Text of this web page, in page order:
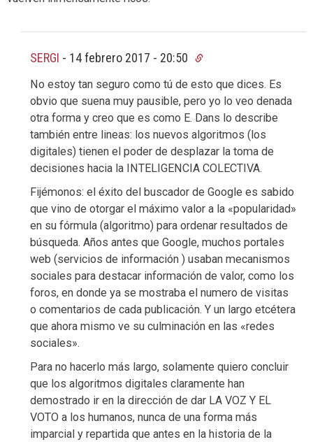
SERGI - 14 febrero 2017 - 20:50
No estoy tan seguro como tú de esto que dices. Es
obvio que suena muy pausible, pero yo lo veo denada
otra forma y creo que es como E. Dans lo describe
también entre lineas: los nuevos algoritmos (los
digitales) tienen el poder de desplazar la toma de
decisiones hacia la INTELIGENCIA COLECTIVA.
Fijémonos: el éxito del buscador de Google es sabido
que vino de otorgar el máximo valor a la «popularidad»
en su fórmula (algoritmo) para ordenar resultados de
búsqueda. Años antes que Google, muchos portales
web (servicios de información ) usaban mecanismos
sociales para destacar información de valor, como los
foros, en donde ya se mostraba el numero de visitas
o comentarios de cada publicación. Y un largo etcétera
que ahora mismo ve su culminación en las «redes
sociales».
Para no hacerlo más largo, solamente quiero concluir
que los algoritmos digitales claramente han
demostrado ir en la dirección de dar LA VOZ Y EL
VOTO a los humanos, nunca de una forma más
imparcial y repartida que antes en la historia de la